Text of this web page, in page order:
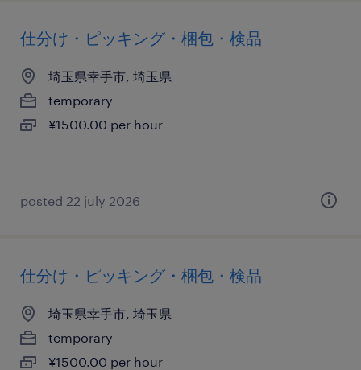
仕分け・ピッキング・梱包・検品
埼玉県幸手市, 埼玉県
temporary
¥1500.00 per hour
posted 22 july 2026
仕分け・ピッキング・梱包・検品
埼玉県幸手市, 埼玉県
temporary
¥1500.00 per hour